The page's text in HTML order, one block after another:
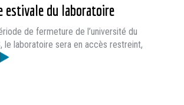
estivale du laboratoire
de fermeture de l’université du
le laboratoire sera en accès restreint,